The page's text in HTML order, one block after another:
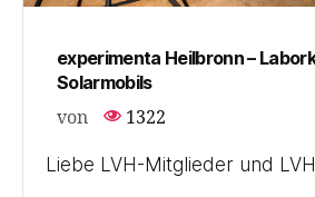
experimenta Heilbronn –
Solarmobils
von
1322
Liebe LVH-Mitglieder und